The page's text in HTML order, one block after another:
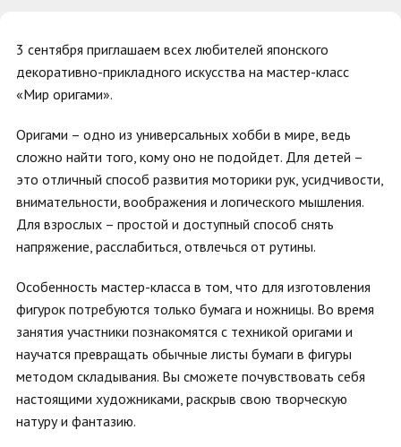
3 сентября приглашаем всех любителей японского
декоративно-прикладного искусства на мастер-класс
«Мир оригами».
Оригами – одно из универсальных хобби в мире, ведь
сложно найти того, кому оно не подойдет. Для детей –
это отличный способ развития моторики рук, усидчивости,
внимательности, воображения и логического мышления.
Для взрослых – простой и доступный способ снять
напряжение, расслабиться, отвлечься от рутины.
Особенность мастер-класса в том, что для изготовления
фигурок потребуются только бумага и ножницы. Во время
занятия участники познакомятся с техникой оригами и
научатся превращать обычные листы бумаги в фигуры
методом складывания. Вы сможете почувствовать себя
настоящими художниками, раскрыв свою творческую
натуру и фантазию.